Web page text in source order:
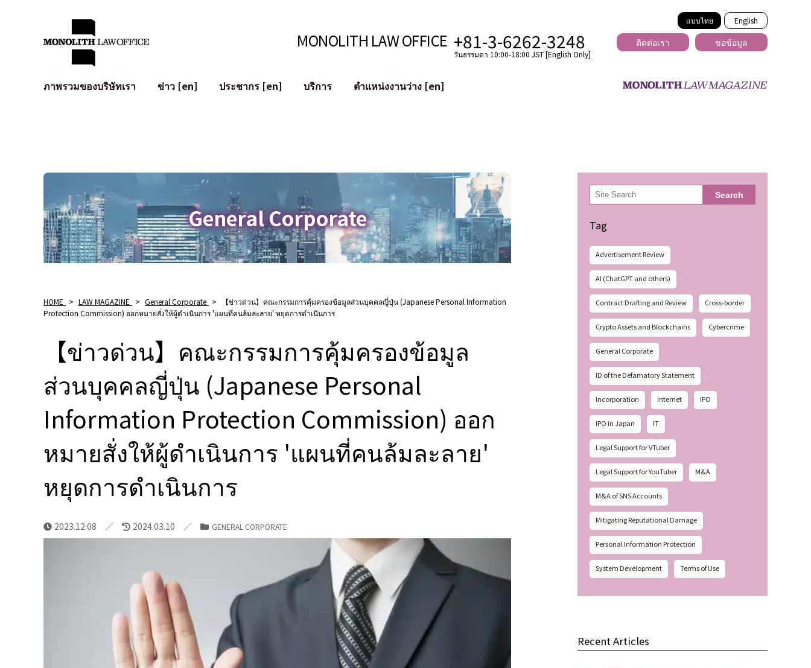
แบบไทย English
MONOLITH LAW OFFICE +81-3-6262-3248
วันธรรมดา 10:00-18:00 JST [English Only]
ติดต่อเรา ขอข้อมูล
ภาพรวมของบริษัทเรา
ข่าว [en] ประชากร [en]
บริการ
การป้องกันข้อมูลส่วนบุคคล
การตรวจสอบโฆษณา
อาชญากรรมไซเบอร์
การบรรเทาความเสียหายต่อชื่อเสียง
การระบุตัวตนของคำกล่าวหาที่เป็นการใส่ร้าย
ตำแหน่งงานว่าง [en]
General Corporate
HOME > LAW MAGAZINE > General Corporate >
【ข่าวด่วน】คณะกรรมการคุ้มครองข้อมูลส่วนบุคคลญี่ปุ่น (Japanese Personal Information
Protection Commission) ออกหมายสั่งให้ผู้ดำเนินการ 'แผนที่คนล้มละลาย' หยุดการดำเนินการ
【ข่าวด่วน】คณะกรรมการคุ้มครองข้อมูล
ส่วนบุคคลญี่ปุ่น (Japanese Personal
Information Protection Commission) ออก
หมายสั่งให้ผู้ดำเนินการ 'แผนที่คนล้มละลาย'
หยุดการดำเนินการ
2023.12.08 2024.03.10 GENERAL CORPORATE
検
索 Search
Tag
Advertisement Review
AI (ChatGPT and others)
Contract Drafting and Review Cross-border
Crypto Assets and Blockchains Cybercrime
General Corporate
ID of the Defamatory Statement
Incorporation Internet IPO
IPO in Japan IT
Legal Support for VTuber
Legal Support for YouTuber M&A
M&A of SNS Accounts
Mitigating Reputational Damage
Personal Information Protection
System Development Terms of Use
Recent Articles